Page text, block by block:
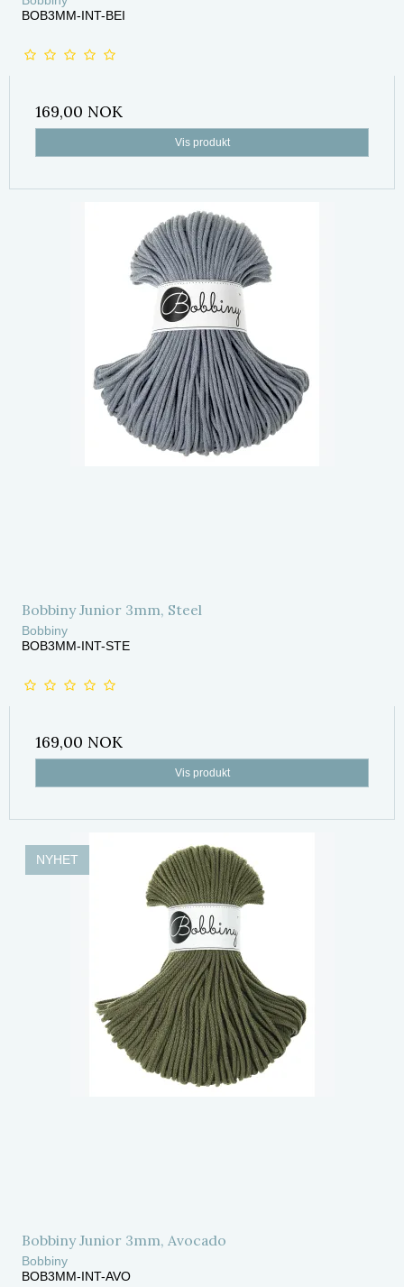
BOB3MM-INT-BEI
169,00 NOK
Vis produkt
Bobbiny Junior 3mm, Steel
Bobbiny
BOB3MM-INT-STE
169,00 NOK
Vis produkt
NYHET
Bobbiny Junior 3mm, Avocado
Bobbiny
BOB3MM-INT-AVO